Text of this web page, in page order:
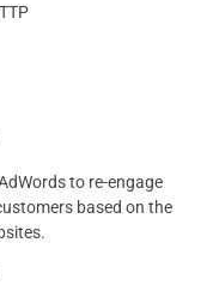
to re-engage
based on the